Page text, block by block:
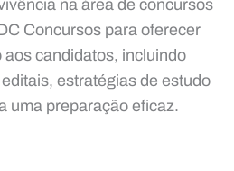
na área de concursos
Concursos para oferecer
candidatos, incluindo
estratégias de estudo
uma preparação eficaz.